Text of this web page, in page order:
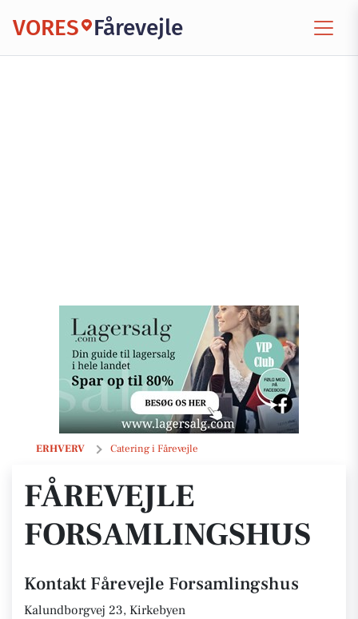
VORES Fårevejle
ERHVERV Catering i Fårevejle
Fårevejle Forsamlingshus
FÅREVEJLE
FORSAMLINGSHUS
Kontakt Fårevejle Forsamlingshus
Kalundborgvej 23, Kirkebyen